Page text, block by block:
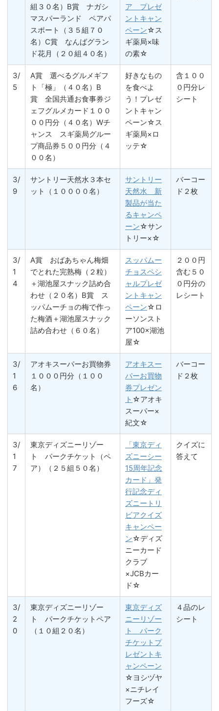
組３０名）B賞 ナガシ
マスパーランド ペアパ
スポート（３５組７０
名）C賞 なんばグラン
ド花月（２０組４０名）
ア プレゼ
ントキャン
ペーン☆ス
ギ薬局×味
の素☆
3/
5
A賞 選べるグルメギフ
ト「極」（４０名）B
賞 全国共通お食事券ジ
ェフグルメカード１００
００円分（４０名）Wチ
ャンス スギ薬局グルー
プ商品券５００円分（４
００名）
好きなもの
を食べよ
う！プレゼ
ントキャン
ペーン☆ス
ギ薬局×ロ
ッテ☆
含１００
０円分レ
シート
3/
9
サントリー天然水３本セ
ット（１００００名）
サントリー
天然水 新
製品が当た
るキャンペ
ーン☆サン
トリー×☆
バーコー
ド２枚
3/
1
4
A賞 おばあちゃん梅畑
でとれた完熟梅（２粒）
＋湖池屋スナック詰め合
わせ（２０名）B賞 ス
ッパムーチョの梅で作っ
た梅酒＋湖池屋スナック
詰め合わせ（６０名）
スッパムー
チョスペシ
ャルプレゼ
ントキャン
ペーン☆ロ
ーソンスト
ア100×湖池
屋☆
２００円
含む５０
０円分の
レシート
3/
1
6
アオキスーパーお買物券
１０００円分（１００
名）
アオキスー
パーお買物
券プレゼン
ト ☆アオキ
スーパー×
紀文☆
バーコー
ド２枚
3/
1
7
東京ディズニーリゾー
ト パークチケット（ペ
ア）（２５組５０名）
「東京ディ
ズニーシー
15周年記念
カード」発
行記念ディ
ズニートリ
ビアクイズ
キャンペー
ン☆ディズ
ニーカード
クラブ
×JCBカー
ド☆
クイズに
答えて
3/
2
0
東京ディズニーリゾー
ト パークチケットペア
（１０組２０名）
東京ディズ
ニーリゾー
ト パーク
チケットプ
レゼントキ
ャンペーン
☆ヨシヅヤ
×ニチレイ
フーズ☆
４品のレ
シート